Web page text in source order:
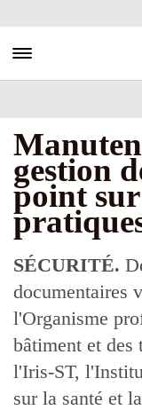
au
principal
Toggle navigation
gestion
point sur
SÉCURITÉ.
documentaires
l'Organisme
bâtiment et des
l'Iris-ST,
sur la santé et